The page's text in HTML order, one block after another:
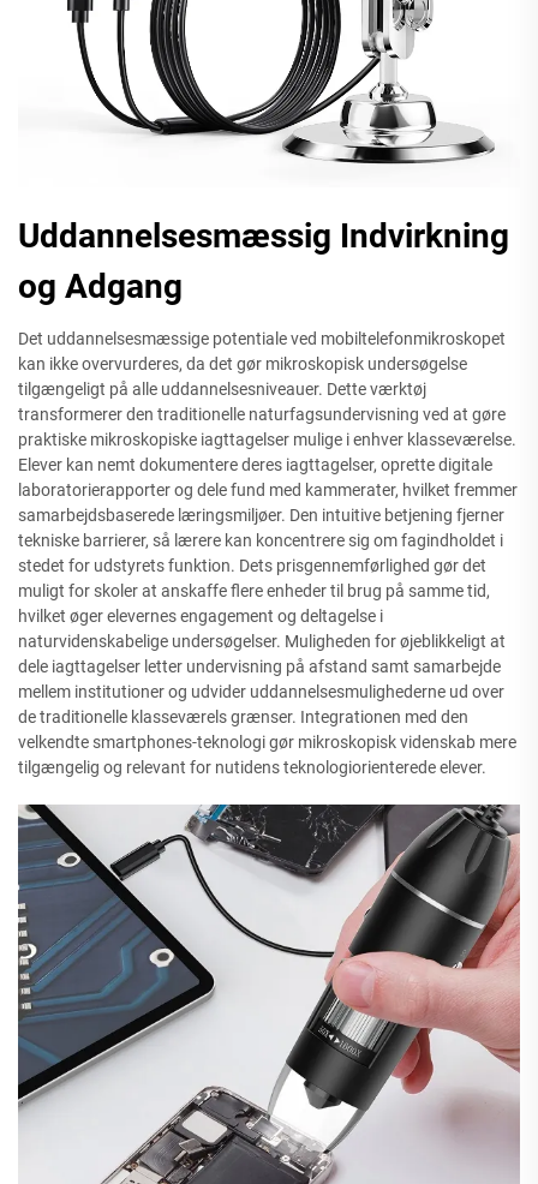
Uddannelsesmæssig Indvirkning
og Adgang
Det uddannelsesmæssige potentiale ved mobiltelefonmikroskopet
kan ikke overvurderes, da det gør mikroskopisk undersøgelse
tilgængeligt på alle uddannelsesniveauer. Dette værktøj
transformerer den traditionelle naturfagsundervisning ved at gøre
praktiske mikroskopiske iagttagelser mulige i enhver klasseværelse.
Elever kan nemt dokumentere deres iagttagelser, oprette digitale
laboratorierapporter og dele fund med kammerater, hvilket fremmer
samarbejdsbaserede læringsmiljøer. Den intuitive betjening fjerner
tekniske barrierer, så lærere kan koncentrere sig om fagindholdet i
stedet for udstyrets funktion. Dets prisgennemførlighed gør det
muligt for skoler at anskaffe flere enheder til brug på samme tid,
hvilket øger elevernes engagement og deltagelse i
naturvidenskabelige undersøgelser. Muligheden for øjeblikkeligt at
dele iagttagelser letter undervisning på afstand samt samarbejde
mellem institutioner og udvider uddannelsesmulighederne ud over
de traditionelle klasseværels grænser. Integrationen med den
velkendte smartphones-teknologi gør mikroskopisk videnskab mere
tilgængelig og relevant for nutidens teknologiorienterede elever.